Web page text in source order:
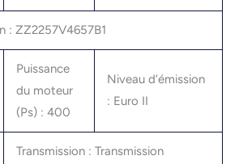
: ZZ2257V4657B1
Puissance
du moteur
(Ps) : 400
Niveau d’émission
: Euro II
Transmission : Transmission